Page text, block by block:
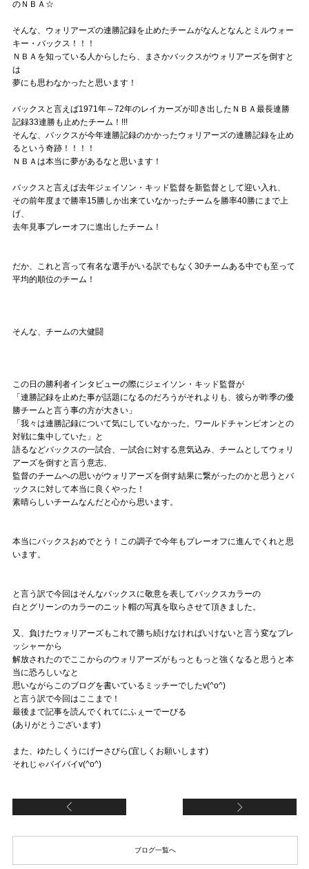
のＮＢＡ☆
そんな、ウォリアーズの連勝記録を止めたチームがなんとなんとミルウォー
キー・バックス！！！
ＮＢＡを知っている人からしたら、まさかバックスがウォリアーズを倒すと
は
夢にも思わなかったと思います！
バックスと言えば1971年～72年のレイカーズが叩き出したＮＢＡ最長連勝
記録33連勝も止めたチーム！!!!
そんな、バックスが今年連勝記録のかかったウォリアーズの連勝記録を止め
るという奇跡！！！！
ＮＢＡは本当に夢があるなと思います！
バックスと言えば去年ジェイソン・キッド監督を新監督として迎い入れ、
その前年度まで勝率15勝しか出来ていなかったチームを勝率40勝にまで上
げ、
去年見事プレーオフに進出したチーム！
だか、これと言って有名な選手がいる訳でもなく30チームある中でも至って
平均的順位のチーム！
そんな、チームの大健闘
この日の勝利者インタビューの際にジェイソン・キッド監督が
「連勝記録を止めた事が話題になるのだろうがそれよりも、彼らが昨季の優
勝チームと言う事の方が大きい」
「我々は連勝記録について気にしていなかった。ワールドチャンピオンとの
対戦に集中していた」と
語るなどバックスの一試合、一試合に対する意気込み、チームとしてウォリ
アーズを倒すと言う意志、
監督のチームへの思いがウォリアーズを倒す結果に繋がったのかと思うとバ
ックスに対して本当に良くやった！
素晴らしいチームなんだと心から思います。
本当にバックスおめでとう！この調子で今年もプレーオフに進んでくれと思
います。
と言う訳で今回はそんなバックスに敬意を表してバックスカラーの
白とグリーンのカラーのニット帽の写真を取らさせて頂きました。
又、負けたウォリアーズもこれで勝ち続けなければいけないと言う変なプレ
ッシャーから
解放されたのでここからのウォリアーズがもっともっと強くなると思うと本
当に恐ろしいなと
思いながらこのブログを書いているミッチーでしたv(^o^)
と言う訳で今回はここまで！
最後まで記事を読んでくれてにふぇーでーびる
(ありがとうございます)
また、ゆたしくうにげーさびら(宜しくお願いします)
それじゃバイバイv(^o^)
ブログ一覧へ